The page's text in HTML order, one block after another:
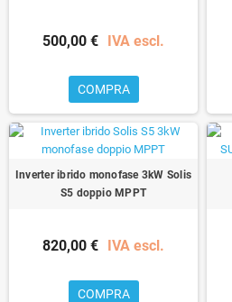
500,00 € IVA escl.
COMPRA
Inverter ibrido monofase 3kW Solis
S5 doppio MPPT
820,00 € IVA escl.
COMPRA